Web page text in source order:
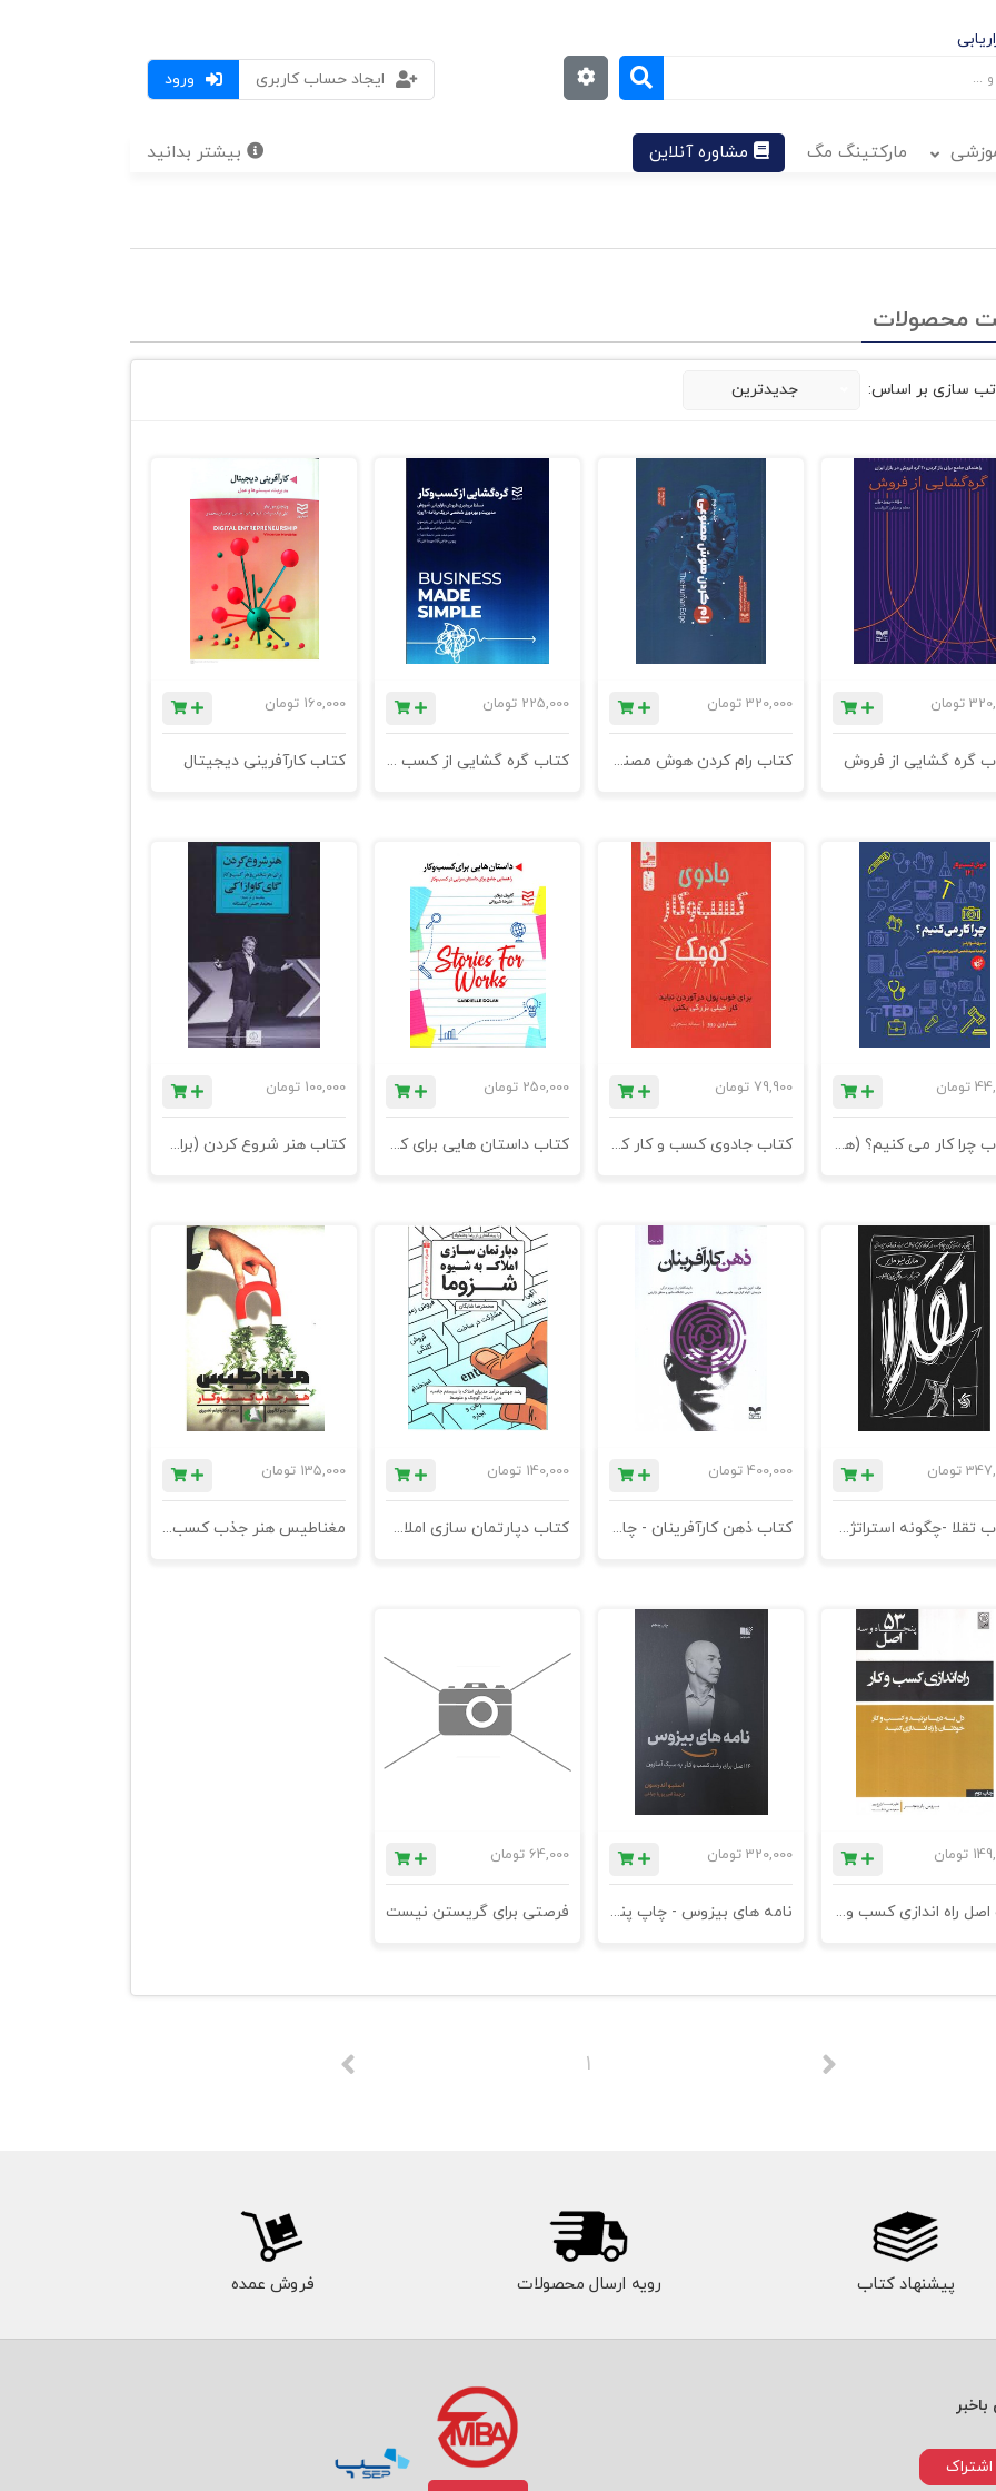
ورود
ایجاد حساب کاربری
مارکتینگ مگ مشاوره آنلاین بیشتر بدانید
محصولات
سازی بر اساس: جدیدترین
تومان
گره گشایی از فروش
320,000 تومان
کتاب رام کردن هوش مصنوعی - چاپ دوم
225,000 تومان
کتاب گره گشایی از کسب و کار - چاپ سوم
160,000 تومان
کتاب کارآفرینی دیجیتال
تومان
کتاب چرا کار می کنیم؟ (هوش کسب و کار2)
79,900 تومان
کتاب جادوی کسب و کار کوچک
250,000 تومان
کتاب داستان هایی برای کسب و کار - چاپ سوم
100,000 تومان
کتاب هنر شروع کردن (برای هر شخص و هر کسب و کار)
تومان
کتاب تقلا -چگونه استراتژی چابک در کوتاه ترین زمان برند قدرتمند می سازد - چاپ ششم
400,000 تومان
کتاب ذهن کارآفرینان - چاپ پنجم
140,000 تومان
کتاب دپارتمان سازی املاک به شیوه شزوما - چاپ دوم
135,000 تومان
مغناطیس هنر جذب کسب و کار
تومان
53 اصل راه اندازی کسب و کار
320,000 تومان
نامه های بیزوس - چاپ پنجم
64,000 تومان
فرصتی برای گریستن نیست
1
پیشنهاد کتاب رویه ارسال محصولات فروش عمده
اشتراک